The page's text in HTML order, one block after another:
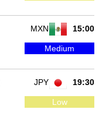
15:00
MXN
Medium
19:30
JPY
Low